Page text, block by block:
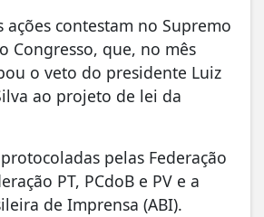
ações contestam no Supremo
Congresso, que, no mês
o veto do presidente Luiz
ao projeto de lei da
pelas Federação
PT, PCdoB e PV e a
de Imprensa (ABI).